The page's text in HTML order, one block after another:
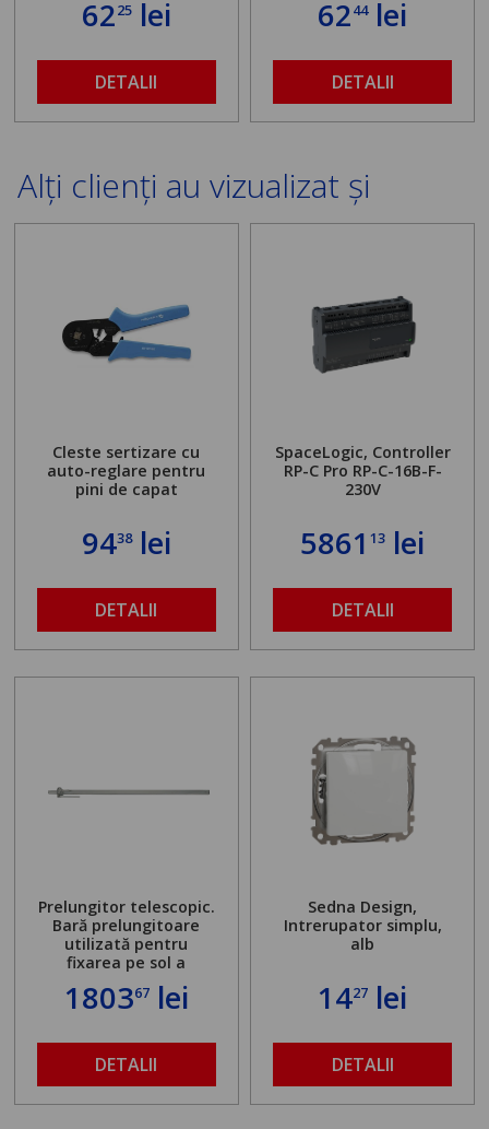
6225lei
DETALII
6244lei
DETALII
Alți clienți au vizualizat și
Cleste sertizare cu
auto-reglare pentru
pini de capat
9438lei
DETALII
SpaceLogic, Controller
RP-C Pro RP-C-16B-F-
230V
586113 lei
DETALII
Prelungitor telescopic.
Bară prelungitoare
utilizată pentru
fixarea pe sol a
găurit în locul
maximă admisă de 500
kg și înălțime reglabilă
de la 1,8 la 2,9 m
180367lei
DETALII
Sedna Design,
Intrerupator simplu,
alb
1427 lei
DETALII